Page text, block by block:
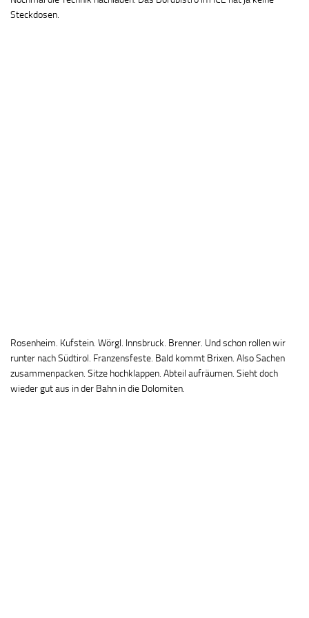
Steckdosen.
Rosenheim. Kufstein. Wörgl. Innsbruck. Brenner. Und schon rollen wir
runter nach Südtirol. Franzensfeste. Bald kommt Brixen. Also Sachen
zusammenpacken. Sitze hochklappen. Abteil aufräumen. Sieht doch
wieder gut aus in der Bahn in die Dolomiten.